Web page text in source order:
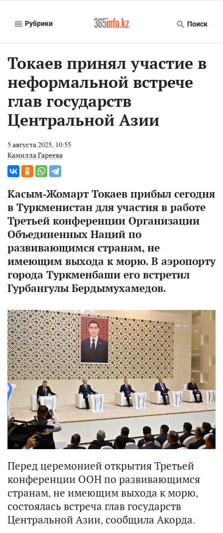
Рубрики Поиск
Токаев принял участие в
неформальной встрече
глав государств
Центральной Азии
5 августа 2025, 10:55
Камилла Гареева
Касым-Жомарт Токаев прибыл сегодня
в Туркменистан для участия в работе
Третьей конференции Организации
Объединенных Наций по
развивающимся странам, не
имеющим выхода к морю. В аэропорту
города Туркменбаши его встретил
Гурбангулы Бердымухамедов.
Перед церемонией открытия Третьей
конференции ООН по развивающимся
странам, не имеющим выхода к морю,
состоялась встреча глав государств
Центральной Азии, сообщила Акорда.